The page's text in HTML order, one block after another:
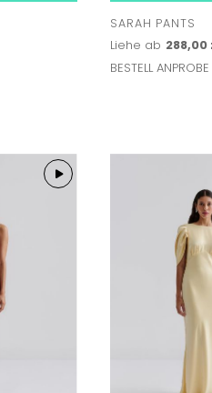
SARAH PANTS
Liehe ab 288,00
BESTELL ANPROBE